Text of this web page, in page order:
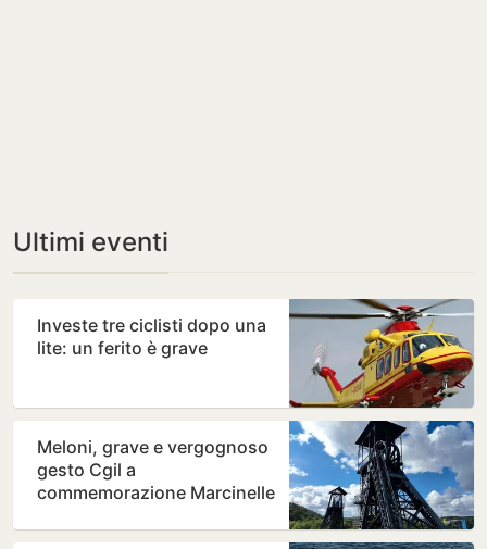
Ultimi eventi
Investe tre ciclisti dopo una
lite: un ferito è grave
Meloni, grave e vergognoso
gesto Cgil a
commemorazione Marcinelle